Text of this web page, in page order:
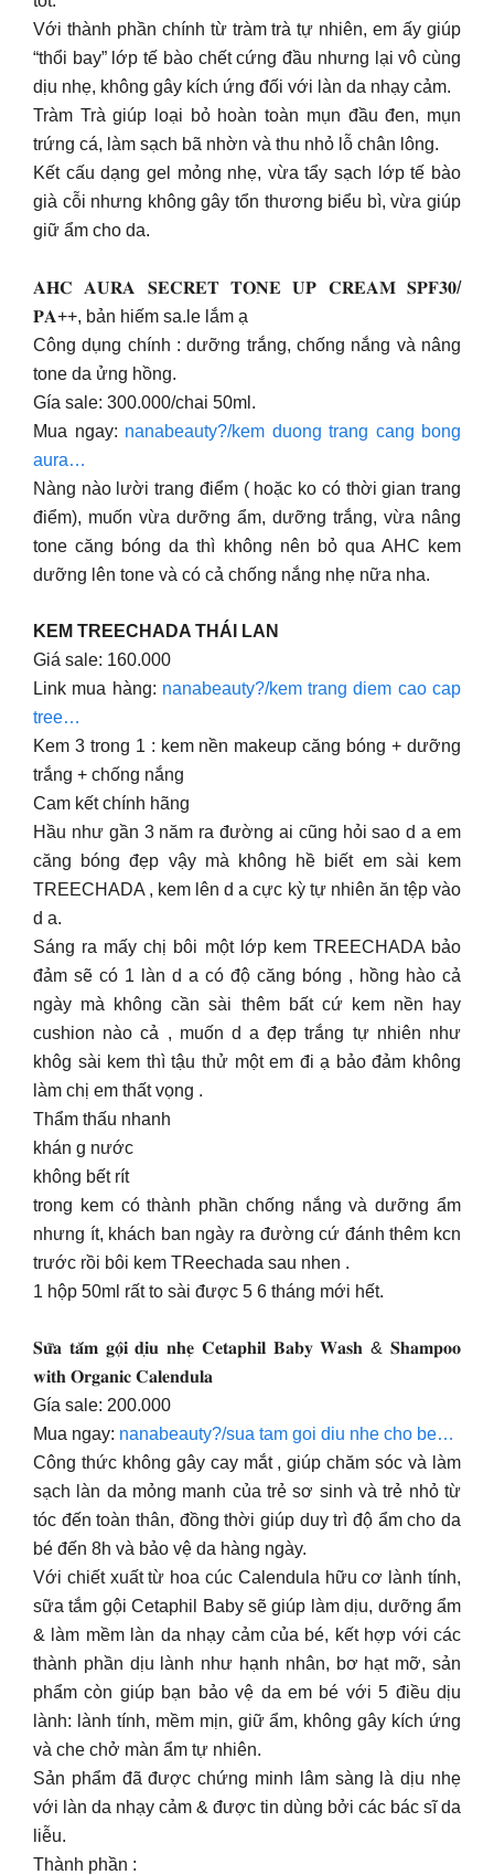
Với thành phần chính từ tràm trà tự nhiên, em ấy giúp
“thổi bay” lớp tế bào chết cứng đầu nhưng lại vô cùng
dịu nhẹ, không gây kích ứng đối với làn da nhạy cảm.
Tràm Trà giúp loại bỏ hoàn toàn mụn đầu đen, mụn
trứng cá, làm sạch bã nhờn và thu nhỏ lỗ chân lông.
Kết cấu dạng gel mỏng nhẹ, vừa tẩy sạch lớp tế bào
già cỗi nhưng không gây tổn thương biểu bì, vừa giúp
giữ ẩm cho da.
𝐀𝐇𝐂 𝐀𝐔𝐑𝐀 𝐒𝐄𝐂𝐑𝐄𝐓 𝐓𝐎𝐍𝐄 𝐔𝐏 𝐂𝐑𝐄𝐀𝐌 𝐒𝐏𝐅𝟑𝟎/
𝐏𝐀++, bản hiếm sa.le lắm ạ
Công dụng chính : dưỡng trắng, chống nắng và nâng
tone da ửng hồng.
Gía sale: 300.000/chai 50ml.
Mua ngay: nanabeauty?/kem duong trang cang bong
aura…
Nàng nào lười trang điểm ( hoặc ko có thời gian trang
điểm), muốn vừa dưỡng ẩm, dưỡng trắng, vừa nâng
tone căng bóng da thì không nên bỏ qua AHC kem
dưỡng lên tone và có cả chống nắng nhẹ nữa nha.
KEM TREECHADA THÁI LAN
Giá sale: 160.000
Link mua hàng: nanabeauty?/kem trang diem cao cap
tree…
Kem 3 trong 1 : kem nền makeup căng bóng + dưỡng
trắng + chống nắng
Cam kết chính hãng
Hầu như gần 3 năm ra đường ai cũng hỏi sao d a em
căng bóng đẹp vậy mà không hề biết em sài kem
TREECHADA , kem lên d a cực kỳ tự nhiên ăn tệp vào
d a.
Sáng ra mấy chị bôi một lớp kem TREECHADA bảo
đảm sẽ có 1 làn d a có độ căng bóng , hồng hào cả
ngày mà không cần sài thêm bất cứ kem nền hay
cushion nào cả , muốn d a đẹp trắng tự nhiên như
khôg sài kem thì tậu thử một em đi ạ bảo đảm không
làm chị em thất vọng .
Thẩm thấu nhanh
khán g nước
không bết rít
trong kem có thành phần chống nắng và dưỡng ẩm
nhưng ít, khách ban ngày ra đường cứ đánh thêm kcn
trước rồi bôi kem TReechada sau nhen .
1 hộp 50ml rất to sài được 5 6 tháng mới hết.
𝐒𝐮̛̃𝐚 𝐭𝐚̆́𝐦 𝐠𝐨̣̂𝐢 𝐝𝐢̣𝐮 𝐧𝐡𝐞̣ 𝐂𝐞𝐭𝐚𝐩𝐡𝐢𝐥 𝐁𝐚𝐛𝐲 𝐖𝐚𝐬𝐡 & 𝐒𝐡𝐚𝐦𝐩𝐨𝐨
𝐰𝐢𝐭𝐡 𝐎𝐫𝐠𝐚𝐧𝐢𝐜 𝐂𝐚𝐥𝐞𝐧𝐝𝐮𝐥𝐚
Gía sale: 200.000
Mua ngay: nanabeauty?/sua tam goi diu nhe cho be…
Công thức không gây cay mắt , giúp chăm sóc và làm
sạch làn da mỏng manh của trẻ sơ sinh và trẻ nhỏ từ
tóc đến toàn thân, đồng thời giúp duy trì độ ẩm cho da
bé đến 8h và bảo vệ da hàng ngày.
Với chiết xuất từ hoa cúc Calendula hữu cơ lành tính,
sữa tắm gội Cetaphil Baby sẽ giúp làm dịu, dưỡng ẩm
& làm mềm làn da nhạy cảm của bé, kết hợp với các
thành phần dịu lành như hạnh nhân, bơ hạt mỡ, sản
phẩm còn giúp bạn bảo vệ da em bé với 5 điều dịu
lành: lành tính, mềm mịn, giữ ẩm, không gây kích ứng
và che chở màn ẩm tự nhiên.
Sản phẩm đã được chứng minh lâm sàng là dịu nhẹ
với làn da nhạy cảm & được tin dùng bởi các bác sĩ da
liễu.
Thành phần :